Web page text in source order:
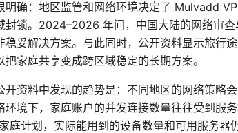
明确：地区监管和网络环境决定了 Mulvadd
封锁。2024–2026 年间，中国大陆的网络审
稳妥解决方案。与此同时，公开资料显示旅行
把家庭共享变成跨区域稳定的长期方案。
开资料中发现的趋势是：不同地区的网络策略
环境下，家庭账户的并发连接数量往往受到服
庭计划，实际能用到的设备数量和可用服务